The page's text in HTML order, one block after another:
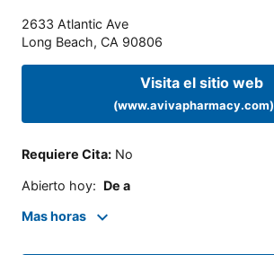
2633 Atlantic Ave
Long Beach, CA 90806
Visita el sitio web
(www.avivapharmacy.com)
Requiere Cita: No
Abierto hoy: De a
Mas horas